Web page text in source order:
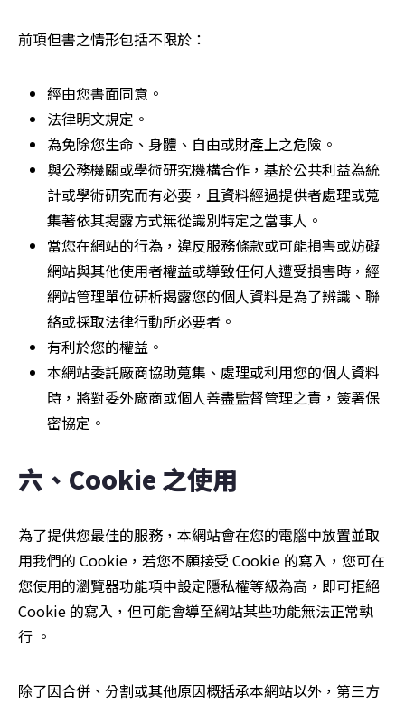
前項但書之情形包括不限於：
經由您書面同意。
法律明文規定。
為免除您生命、身體、自由或財產上之危險。
與公務機關或學術研究機構合作，基於公共利益為統
計或學術研究而有必要，且資料經過提供者處理或蒐
集著依其揭露方式無從識別特定之當事人。
當您在網站的行為，違反服務條款或可能損害或妨礙
網站與其他使用者權益或導致任何人遭受損害時，經
網站管理單位研析揭露您的個人資料是為了辨識、聯
絡或採取法律行動所必要者。
有利於您的權益。
本網站委託廠商協助蒐集、處理或利用您的個人資料
時，將對委外廠商或個人善盡監督管理之責，簽署保
密協定。
六、Cookie 之使用
為了提供您最佳的服務，本網站會在您的電腦中放置並取
用我們的 Cookie，若您不願接受 Cookie 的寫入，您可在
您使用的瀏覽器功能項中設定隱私權等級為高，即可拒絕
Cookie 的寫入，但可能會導至網站某些功能無法正常執
行 。
除了因合併、分割或其他原因概括承本網站以外，第三方